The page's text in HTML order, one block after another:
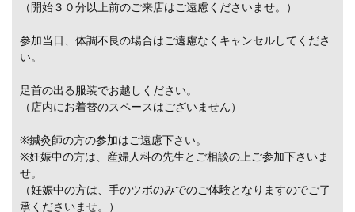
（開始３０分以上前のご来店はご遠慮くださいませ。）
参加当日、体調不良の場合はご遠慮なくキャンセルしてくださ
い。
足首の出る服装でお越しください。
（店内にお着替のスペースはございません）
※鍼灸師の方の参加はご遠慮下さい。
※妊娠中の方は、産婦人科の先生とご相談の上ご参加下さいま
せ。
（妊娠中の方は、手のツボのみでのご体験となりますのでご了
承くださいませ。）